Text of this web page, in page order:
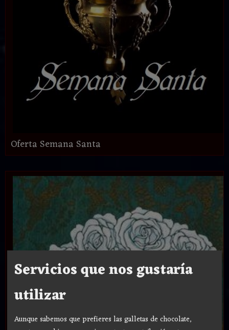
Oferta Semana Santa
Servicios que nos gustaría
utilizar
Aunque sabemos que prefieres las galletas de chocolate,